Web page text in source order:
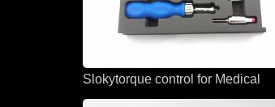
Slokytorque control for Medical